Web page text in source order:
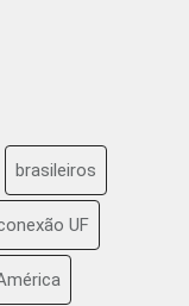
brasileiros
UF